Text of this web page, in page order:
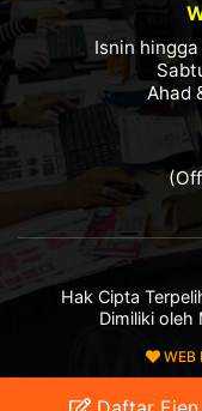
Isnin
Ahad
Hak Cipta
Dimiliki oleh
WEB